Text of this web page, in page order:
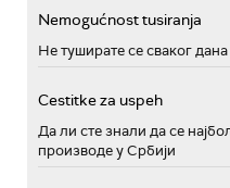
Nemogućnost tusiranja
Не туширате се сваког
Cestitke za uspeh
Да ли сте знали да се
производе у Србији